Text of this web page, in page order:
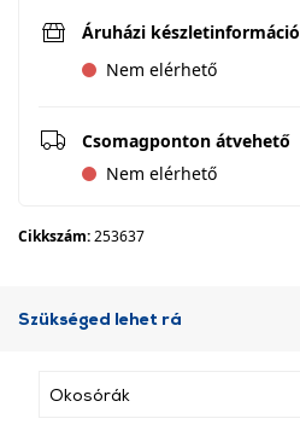
Áruházi készletinformáció
Nem elérhető
Csomagponton átvehető
Nem elérhető
Cikkszám:253637
Szükséged lehet rá
Okosórák